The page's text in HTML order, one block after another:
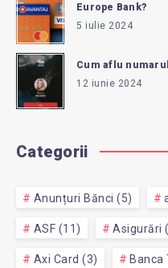
Europe Bank?
5 iulie 2024
Cum aflu
12 iunie 2024
Categorii
Anunțuri Bănci (5)
ASF (11) Asigurări
Axi Card (3) Banca